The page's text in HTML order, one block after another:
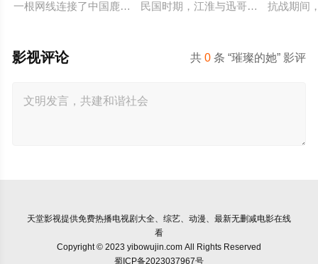
一根网线连接了中国鹿鸣村和英国牛津，麦香通过视频向米良
民国时期，江淮与迅哥组成说书班子
抗战期间
共0 条 “璀璨的她” 影评
影视评论
天堂影视提供免费热播电视剧大全、综艺、动漫、最新无删减电影在线
看
Copyright © 2023 yibowujin.com All Rights Reserved
蜀ICP备2023037967号